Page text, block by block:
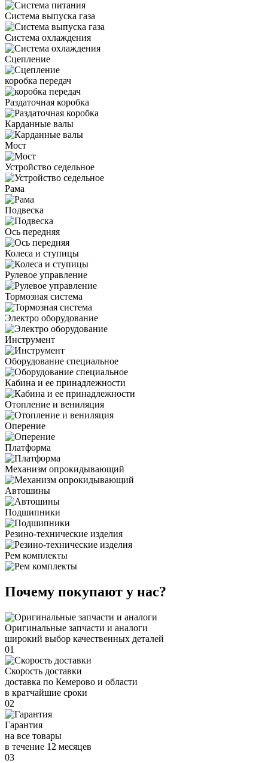
Система выпуска газа
Система охлаждения
Сцепление
коробка передач
Раздаточная коробка
Карданные валы
Мост
Устройство седельное
Рама
Подвеска
Ось передняя
Колеса и ступицы
Рулевое управление
Тормозная система
Электро оборудование
Инструмент
Оборудование специальное
Кабина и ее принадлежности
Отопление и вениляция
Оперение
Платформа
Механизм опрокидывающий
Автошины
Подшипники
Резино-технические изделия
Рем комплекты
Почему покупают у нас?
Оригинальные запчасти и аналоги
широкий выбор качественных деталей
01
Скорость доставки
доставка по Кемерово и области
в кратчайшие сроки
02
Гарантия
на все товары
в течение 12 месяцев
03